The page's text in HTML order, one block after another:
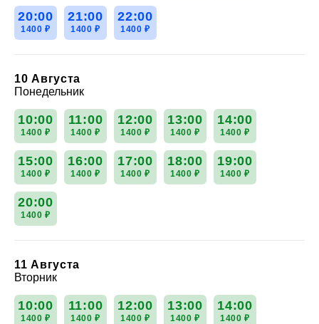
20:00
1400 ₽
21:00
1400 ₽
22:00
1400 ₽
10 Августа
Понедельник
10:00
1400 ₽
11:00
1400 ₽
12:00
1400 ₽
13:00
1400 ₽
14:00
1400 ₽
15:00
1400 ₽
16:00
1400 ₽
17:00
1400 ₽
18:00
1400 ₽
19:00
1400 ₽
20:00
1400 ₽
11 Августа
Вторник
10:00
1400 ₽
11:00
1400 ₽
12:00
1400 ₽
13:00
1400 ₽
14:00
1400 ₽